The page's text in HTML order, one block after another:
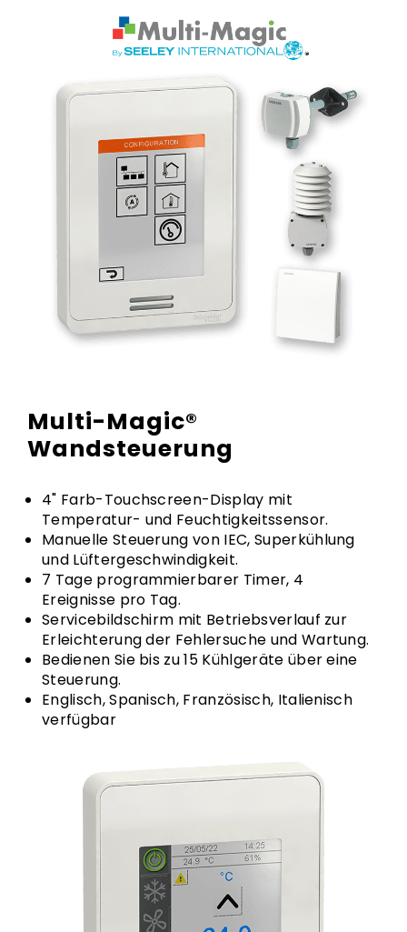
Multi-Magic®
Wandsteuerung
4" Farb-Touchscreen-Display mit
Temperatur- und Feuchtigkeitssensor.
Manuelle Steuerung von IEC, Superkühlung
und Lüftergeschwindigkeit.
7 Tage programmierbarer Timer, 4
Ereignisse pro Tag.
Servicebildschirm mit Betriebsverlauf zur
Erleichterung der Fehlersuche und Wartung.
Bedienen Sie bis zu 15 Kühlgeräte über eine
Steuerung.
Englisch, Spanisch, Französisch, Italienisch
verfügbar